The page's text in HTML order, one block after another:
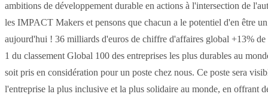
ambitions de développement durable en actions à l'intersection de
les IMPACT Makers et pensons que chacun a le potentiel d'en être
aujourd'hui ! 36 milliards d'euros de chiffre d'affaires global +13%
1 du classement Global 100 des entreprises les plus durables au
soit pris en considération pour un poste chez nous. Ce poste sera
l'entreprise la plus inclusive et la plus solidaire au monde, en offrant